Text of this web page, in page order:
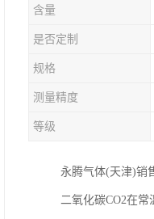
含量
是否定制
规格
测量精度
等级
永腾气体(天津)销
二氧化碳CO2在